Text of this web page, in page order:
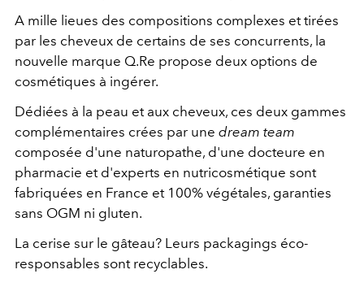
A mille lieues des compositions complexes et tirées
par les cheveux de certains de ses concurrents, la
nouvelle marque Q.Re propose deux options de
cosmétiques à ingérer.
Dédiées à la peau et aux cheveux, ces deux gammes
complémentaires crées par une dream team
composée d'une naturopathe, d'une docteure en
pharmacie et d'experts en nutricosmétique sont
fabriquées en France et 100% végétales, garanties
sans OGM ni gluten.
La cerise sur le gâteau? Leurs packagings éco-
responsables sont recyclables.